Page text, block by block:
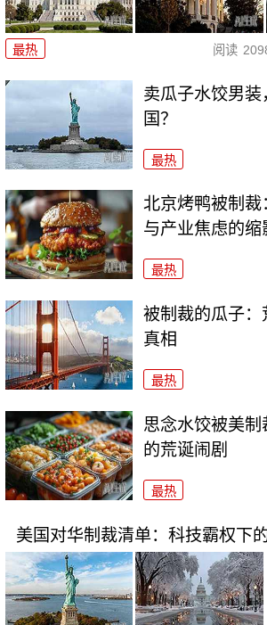
最热 阅读
卖瓜子水饺男
国？
最热
北京烤鸭被制
与产业焦虑的缩
最热
被制裁的瓜子：
真相
最热
思念水饺被美
的荒诞闹剧
最热
美国对华制裁清单：科技霸权下